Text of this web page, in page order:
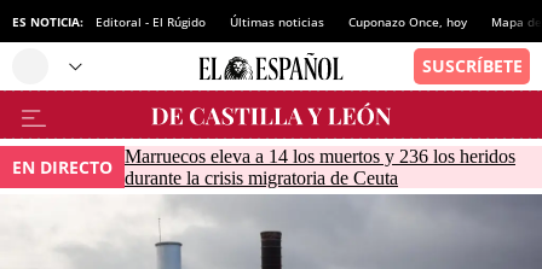
ES NOTICIA: Editoral - El Rúgido Últimas noticias Cuponazo Once, hoy Mapa
EN DIRECTO Marruecos eleva a 14 los muertos y 236 los heridos
durante la crisis migratoria de Ceuta